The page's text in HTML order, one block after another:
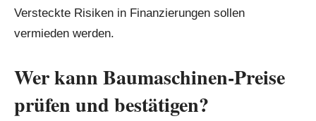
Versteckte Risiken in Finanzierungen sollen
vermieden werden.
Wer kann Baumaschinen-Preise
prüfen und bestätigen?